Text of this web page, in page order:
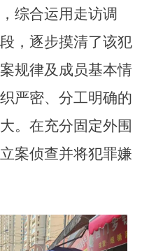
综合运用走访调
，逐步摸清了该犯
规律及成员基本情
严密、分工明确的
。在充分固定外围
案侦查并将犯罪嫌